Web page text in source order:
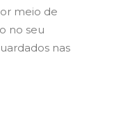
meio de
no seu
nas